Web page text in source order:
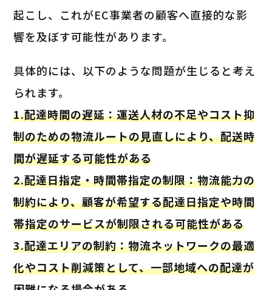
起こし、これがEC事業者の顧客へ直接的な影
響を及ぼす可能性があります。
具体的には、以下のような問題が生じると考え
られます。
1.配達時間の遅延：運送人材の不足やコスト抑
制のための物流ルートの見直しにより、配送時
間が遅延する可能性がある
2.配達日指定・時間帯指定の制限：物流能力の
制約により、顧客が希望する配達日指定や時間
帯指定のサービスが制限される可能性がある
3.配達エリアの制約：物流ネットワークの最適
化やコスト削減策として、一部地域への配達が